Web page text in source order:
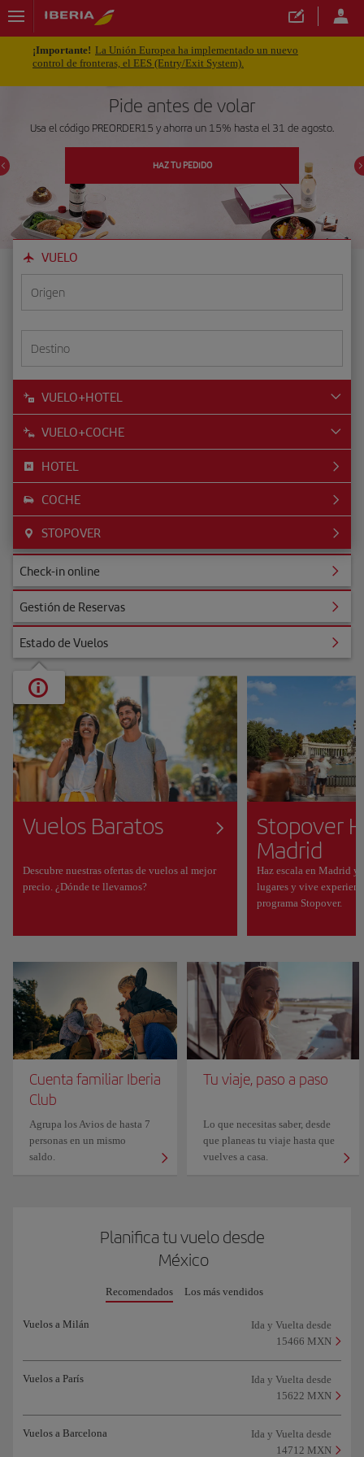
¡Importante! La Unión Europea ha implementado un nuevo
control de fronteras, el EES (Entry/Exit System).
Pide antes de volar
Usa el código PREORDER15 y ahorra un 15% hasta el 31 de agosto.
HAZ TU PEDIDO
VUELO
Origen
Destino
VUELO+HOTEL
VUELO+COCHE
HOTEL
COCHE
STOPOVER
Check-in online
Gestión de Reservas
Estado de Vuelos
Vuelos Baratos
Descubre nuestras ofertas de vuelos al mejor
precio. ¿Dónde te llevamos?
Stopover
Madrid
Haz escala en Madrid y
lugares y vive
programa Stopover.
Cuenta familiar Iberia
Club
Agrupa los Avios de hasta 7
personas en un mismo
saldo.
Tu viaje, paso a paso
Lo que necesitas saber, desde
que planeas tu viaje hasta que
vuelves a casa.
Planifica tu vuelo desde
México
Recomendados Los más vendidos
Vuelos a Milán
Ida y Vuelta desde
15466 MXN
Vuelos a París
Ida y Vuelta desde
15622 MXN
Vuelos a Barcelona
Ida y Vuelta desde
14712 MXN